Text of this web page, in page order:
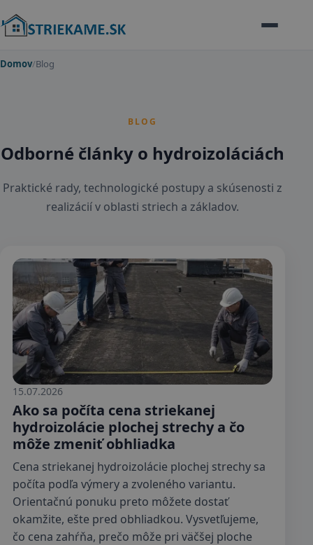
Domov/Blog
BLOG
Odborné články o hydroizoláciách
Praktické rady, technologické postupy a skúsenosti z
realizácií v oblasti striech a základov.
15.07.2026
Ako sa počíta cena striekanej
hydroizolácie plochej strechy a čo
môže zmeniť obhliadka
Cena striekanej hydroizolácie plochej strechy sa
počíta podľa výmery a zvoleného variantu.
Orientačnú ponuku preto môžete dostať
okamžite, ešte pred obhliadkou. Vysvetľujeme,
čo cena zahŕňa, prečo môže pri väčšej ploche